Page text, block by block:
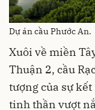
Dự án cầu Phước An.
Xuôi về miền
Thuận 2, cầu
tượng của sự
tinh thần vượt